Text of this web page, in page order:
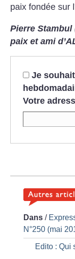
paix fondée sur
Pierre
paix et ami
Je
Votre
Dans /
N°250 (mai
Edito : Qui